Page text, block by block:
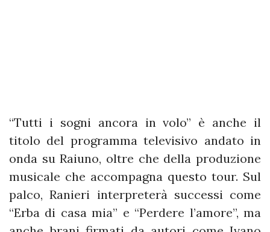
“Tutti i sogni ancora in volo” è anche il
titolo del programma televisivo andato in
onda su Raiuno, oltre che della produzione
musicale che accompagna questo tour. Sul
palco, Ranieri interpreterà successi come
“Erba di casa mia” e “Perdere l’amore”, ma